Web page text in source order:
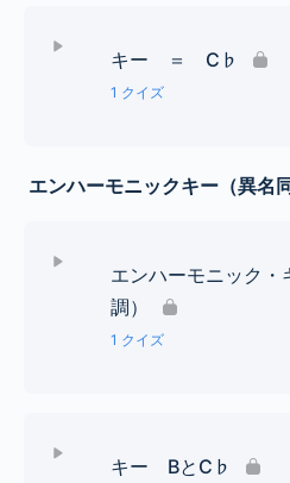
♭６個までの調号クイズ
キー ＝ C♭
1 クイズ
レッスン Content
エンハーモニックキー（異名
エンハーモニック・
調）
1 クイズ
キー BとC♭